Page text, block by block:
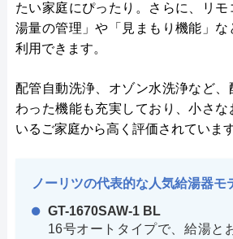
たい家庭にぴったり。さらに、リ
湯量の管理」や「見まもり機能」
利用できます。
配管自動洗浄、オゾン水洗浄など
わった機能も充実しており、小さ
いるご家庭から高く評価されています
ノーリツの代表的な人気給湯器モ
GT-1670SAW-1 BL
16号オートタイプで、給湯と